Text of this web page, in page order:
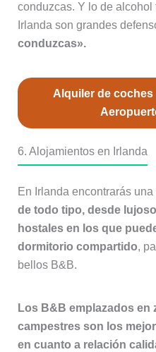
conduzcas. Y lo de
Irlanda son grandes
conduzcas».
Alquiler de coches
6. Alojamientos en Irlanda
En Irlanda encontrarás
de todo tipo, desde
hostales en los que
dormitorio compartido,
bellos B&B.
Los B&B emplazados en
campestres son los
en cuanto a relación